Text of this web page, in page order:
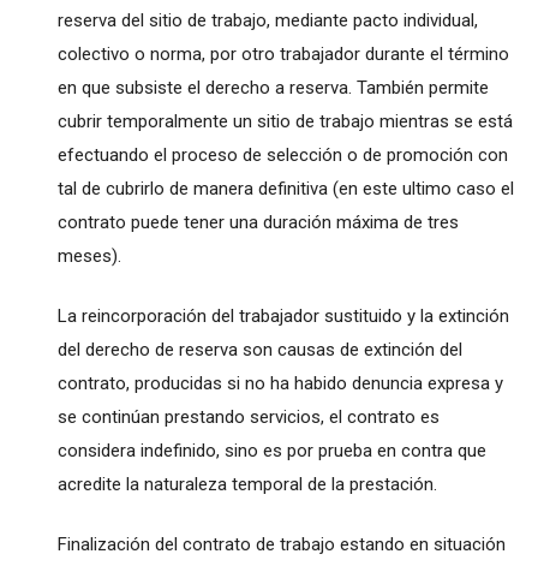
reserva del sitio de trabajo, mediante pacto individual,
colectivo o norma, por otro trabajador durante el término
en que subsiste el derecho a reserva. También permite
cubrir temporalmente un sitio de trabajo mientras se está
efectuando el proceso de selección o de promoción con
tal de cubrirlo de manera definitiva (en este ultimo caso el
contrato puede tener una duración máxima de tres
meses).
La reincorporación del trabajador sustituido y la extinción
del derecho de reserva son causas de extinción del
contrato, producidas si no ha habido denuncia expresa y
se continúan prestando servicios, el contrato es
considera indefinido, sino es por prueba en contra que
acredite la naturaleza temporal de la prestación.
Finalización del contrato de trabajo estando en situación